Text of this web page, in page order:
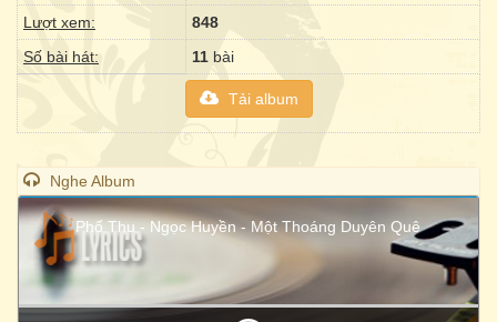
Lượt xem:
848
Số bài hát:
11 bài
Tải album
Nghe Album
Phố Thu - Ngọc Huyền - Một Thoáng Duyên Quê